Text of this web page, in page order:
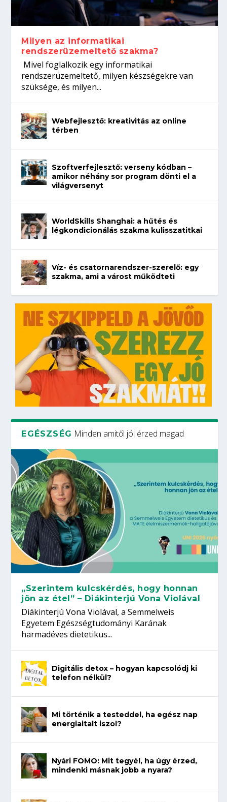
koffeinről?
Így növelheted az esélyedet az
állásinterjúra...
Tanulj szakmát!
Milyen az informatikai
rendszerüzemeltető szakma?
Mivel foglalkozik egy informatikai
rendszerüzemeltető, milyen készségekre van
szüksége, és milyen...
Webfejlesztő: kreativitás az online
térben
Szoftverfejlesztő: verseny kódban –
amikor néhány sor program dönti el a
világversenyt
WorldSkills Shanghai: a hűtés és
légkondicionálás szakma kulisszatitkai
Víz- és csatornarendszer-szerelő: egy
szakma, ami a várost működteti
EGÉSZSÉG Minden amitől jól érzed magad
„Szerintem kulcskérdés, hogy honnan
jön az étel” – Diákinterjú Vona Violával
Diákinterjú Vona Violával, a Semmelweis
Egyetem Egészségtudományi Karának
harmadéves dietetikus...
Digitális detox – hogyan kapcsolódj ki
telefon nélkül?
Mi történik a testeddel, ha egész nap
energiaitalt iszol?
Nyári FOMO: Mit tegyél, ha úgy érzed,
mindenki másnak jobb a nyara?